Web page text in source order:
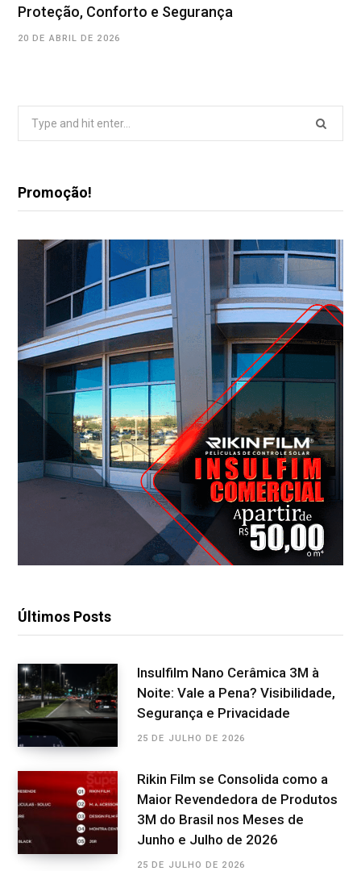
Proteção, Conforto e Segurança
20 DE ABRIL DE 2026
Promoção!
Últimos Posts
Insulfilm Nano Cerâmica 3M à
Noite: Vale a Pena? Visibilidade,
Segurança e Privacidade
25 DE JULHO DE 2026
Rikin Film se Consolida como a
Maior Revendedora de Produtos
3M do Brasil nos Meses de
Junho e Julho de 2026
25 DE JULHO DE 2026